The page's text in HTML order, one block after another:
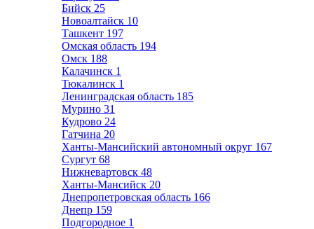
Бийск 25
Новоалтайск 10
Ташкент 197
Омская область 194
Омск 188
Калачинск 1
Тюкалинск 1
Ленинградская область 185
Мурино 31
Кудрово 24
Гатчина 20
Ханты-Мансийский автономный округ 167
Сургут 68
Нижневартовск 48
Ханты-Мансийск 20
Днепропетровская область 166
Днепр 159
Подгородное 1